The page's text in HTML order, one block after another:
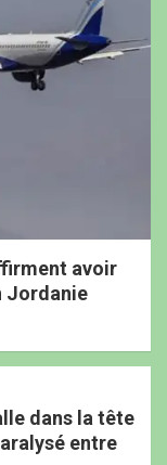
avoir
Jordanie
dans la tête
entre